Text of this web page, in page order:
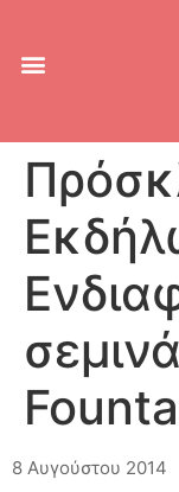
8 Αυγούστου 2014